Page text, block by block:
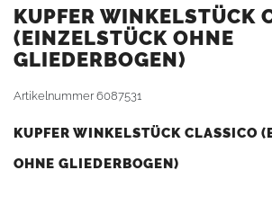
KUPFER WINKELSTÜCK
(EINZELSTÜCK OHNE
GLIEDERBOGEN)
Artikelnummer6087531
KUPFER WINKELSTÜCK CLASSICO
OHNE GLIEDERBOGEN)